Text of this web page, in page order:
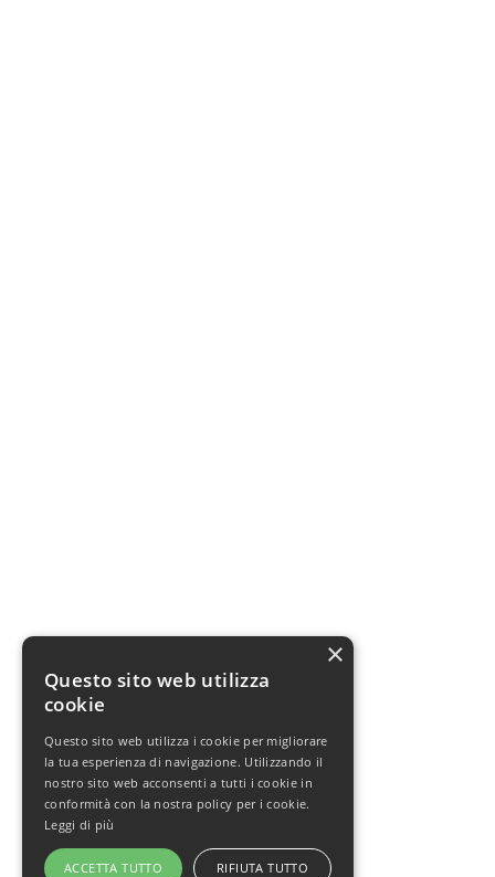
×
Questo sito web utilizza
cookie
Questo sito web utilizza i cookie per migliorare
la tua esperienza di navigazione. Utilizzando il
nostro sito web acconsenti a tutti i cookie in
conformità con la nostra policy per i cookie.
Leggi di più
ACCETTA TUTTO RIFIUTA TUTTO